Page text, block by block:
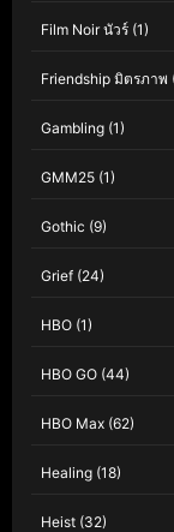
Film Noir นัวร์ (1)
Friendship มิตรภาพ
Gambling (1)
GMM25 (1)
Gothic (9)
Grief (24)
HBO (1)
HBO GO (44)
HBO Max (62)
Healing (18)
Heist (32)